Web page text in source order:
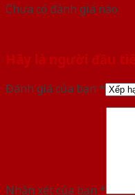
Chưa có đánh giá nào.
Hãy là người đầu
Đánh giá của bạn *
Nhận xét của bạn *